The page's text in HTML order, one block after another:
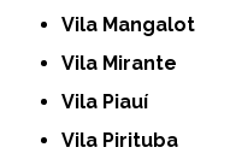
Vila Mangalot
Vila Mirante
Vila Piauí
Vila Pirituba